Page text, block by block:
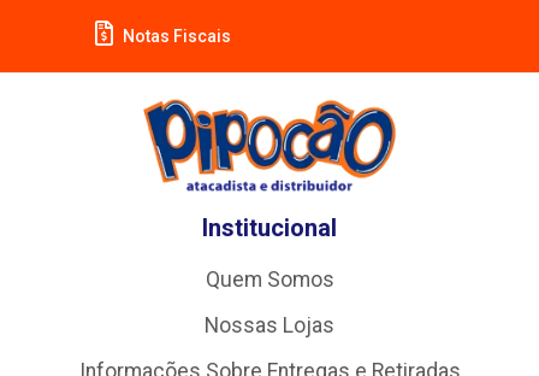
Notas Fiscais
Institucional
Quem Somos
Nossas Lojas
Informações Sobre Entregas e Retiradas